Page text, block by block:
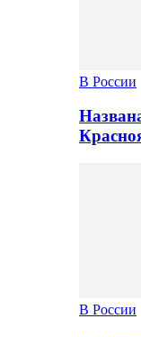
В России
В России